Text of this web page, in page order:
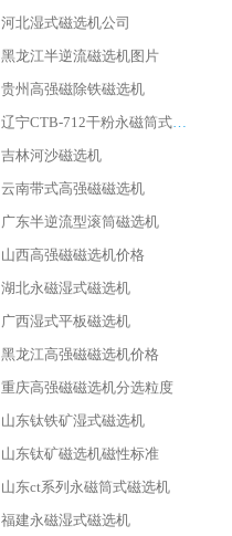
河北湿式磁选机公司
黑龙江半逆流磁选机图片
贵州高强磁除铁磁选机
辽宁CTB-712干粉永磁筒式磁选机
吉林河沙磁选机
云南带式高强磁磁选机
广东半逆流型滚筒磁选机
山西高强磁磁选机价格
湖北永磁湿式磁选机
广西湿式平板磁选机
黑龙江高强磁磁选机价格
重庆高强磁磁选机分选粒度
山东钛铁矿湿式磁选机
山东钛矿磁选机磁性标准
山东ct系列永磁筒式磁选机
福建永磁湿式磁选机